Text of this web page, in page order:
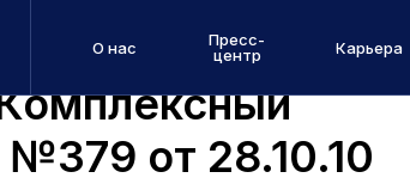
О нас
Пресс-
центр
Карьера
от 28.10.10